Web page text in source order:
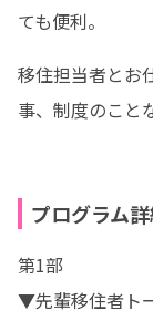
ても便利。
移住担当者とお
事、制度のこと
プログラム
第1部
▼先輩移住者ト